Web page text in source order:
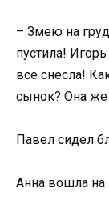
– Змею на
пустила!
все снесла!
сынок? Она же
Павел сидел
Анна вошла на